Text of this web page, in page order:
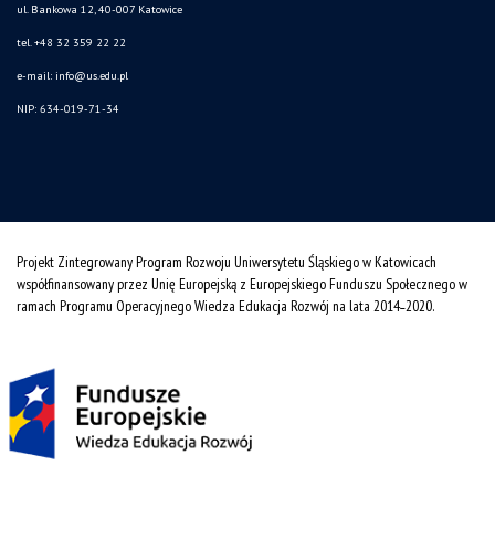
ul. Bankowa 12, 40-007 Katowice
tel. +48 32 359 22 22
e-mail: info@us.edu.pl
NIP: 634-019-71-34
Projekt Zintegrowany Program Rozwoju Uniwersytetu Śląskiego w Katowicach
współfinansowany przez Unię Europejską z Europejskiego Funduszu Społecznego w
ramach Programu Operacyjnego Wiedza Edukacja Rozwój na lata 2014˗2020.